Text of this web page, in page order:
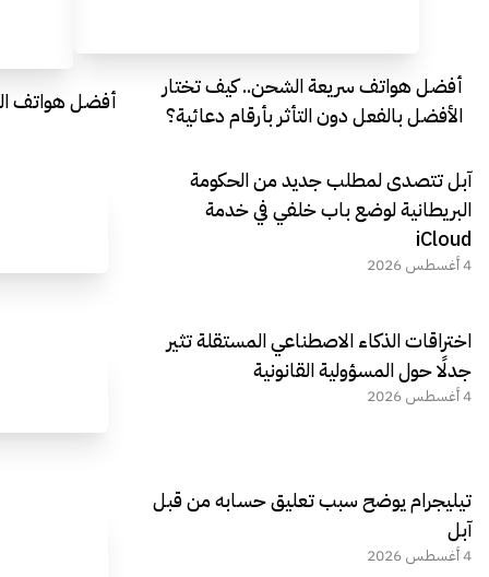
أفضل هواتف سريعة الشحن.. كيف تختار
الأفضل بالفعل دون التأثر بأرقام دعائية؟
أفضل هواتف
آبل تتصدى لمطلب جديد من الحكومة
البريطانية لوضع باب خلفي في خدمة
iCloud
4 أغسطس 2026
اختراقات الذكاء الاصطناعي المستقلة تثير
جدلًا حول المسؤولية القانونية
4 أغسطس 2026
تيليجرام يوضح سبب تعليق حسابه من قبل
آبل
4 أغسطس 2026